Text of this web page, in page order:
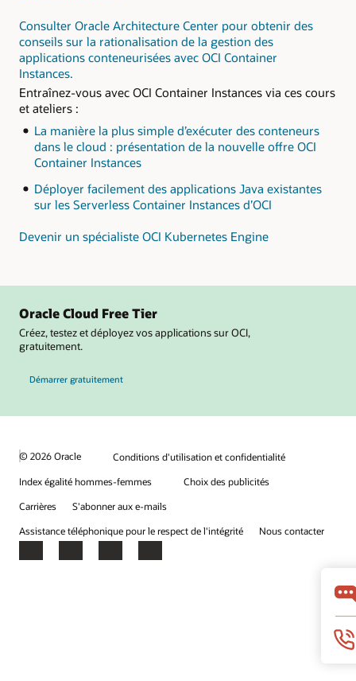
Consulter Oracle Architecture Center pour obtenir des
conseils sur la rationalisation de la gestion des
applications conteneurisées avec OCI Container
Instances.
Entraînez-vous avec OCI Container Instances via ces cours
et ateliers :
La manière la plus simple d’exécuter des conteneurs
dans le cloud : présentation de la nouvelle offre OCI
Container Instances
Déployer facilement des applications Java existantes
sur les Serverless Container Instances d’OCI
Devenir un spécialiste OCI Kubernetes Engine
Oracle Cloud Free Tier
Créez, testez et déployez vos applications sur OCI,
gratuitement.
Démarrer gratuitement
© 2026 Oracle
Conditions d'utilisation et confidentialité
Index égalité hommes-femmes
Choix des publicités
Carrières
S'abonner aux e-mails
Assistance téléphonique pour le respect de l'intégrité
Nous contacter
Facebook
X LinkedInYouTube